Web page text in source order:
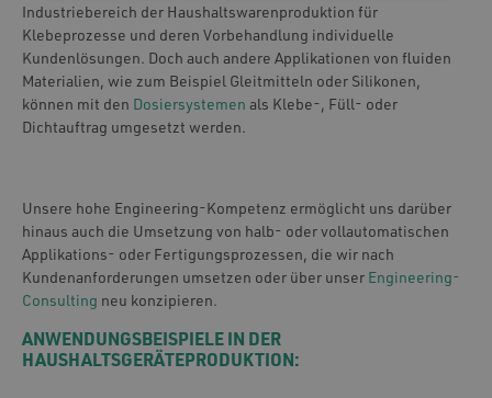
Industriebereich der Haushaltswarenproduktion für
Klebeprozesse und deren Vorbehandlung individuelle
Kundenlösungen. Doch auch andere Applikationen von fluiden
Materialien, wie zum Beispiel Gleitmitteln oder Silikonen,
können mit den Dosiersystemen als Klebe-, Füll- oder
Dichtauftrag umgesetzt werden.
Unsere hohe Engineering-Kompetenz ermöglicht uns darüber
hinaus auch die Umsetzung von halb- oder vollautomatischen
Applikations- oder Fertigungsprozessen, die wir nach
Kundenanforderungen umsetzen oder über unser Engineering-
Consulting neu konzipieren.
ANWENDUNGSBEISPIELE IN DER
HAUSHALTSGERÄTEPRODUKTION: